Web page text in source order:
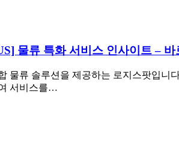
물류 특화 서비스 인사이트 –
물류 솔루션을 제공하는 로지스팟입니
서비스를…